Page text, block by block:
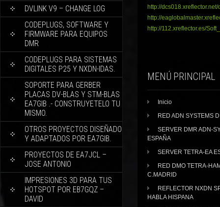
DVLINK V9 – CHANGE LOG
CODEPLUGS, SOFTWARE Y
FIRMWARE PARA EQUIPOS
DMR
CODEPLUGS PARA SISTEMAS
DIGITALES P25 Y NXDN-IDAS.
SOPORTE PARA GERBER
PLACAS DV-BLAS Y STM-BLAS
EA7GIB .- CONSTRUYETELO TU
MISMO.
OTROS PROYECTOS DISEÑADO
Y ADAPTADOS POR EA7GIB.
PROYECTOS DE EA7JCL –
JOSE ANTONIO
IMPRESIONES 3D PARA TUS
HOTSPOT POR EB7GQZ –
DAVID
http://dcs018.xreflector.net/
http://eaglobalmaster.
http://112.xreflector.es/Soft_
MENÚ PRINCIPAL
Inicio
RED ADN SYSTEMS
SERVER DMR ADN-
ESPAÑA
SERVER TETRA-EA
RED DMO TETRA-
C.MADRID
REFLECTOR NXDN
HABLA HISPANA